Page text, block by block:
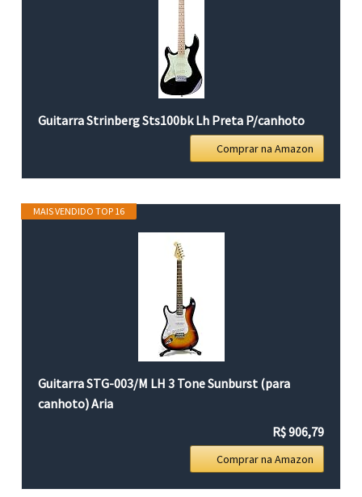
Guitarra Strinberg Sts100bk Lh Preta P/canhoto
Comprar na Amazon
MAIS VENDIDO TOP 16
Guitarra STG-003/M LH 3 Tone Sunburst (para
canhoto) Aria
R$ 906,79
Comprar na Amazon